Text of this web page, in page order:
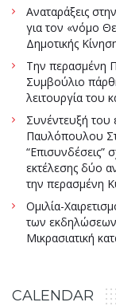
Αναταράξεις
για τον «νόμο
Δημοτικής
Την περασμένη
Συμβούλιο
λειτουργία του
Συνέντευξή του
Παυλόπουλου
“Επισυνδέσεις”
εκτέλεσης δύο
την περασμένη
Ομιλία-
των εκδηλώσεων
Μικρασιατική
CALENDAR